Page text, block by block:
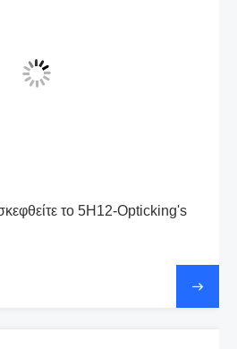
το 5H12-Opticking's